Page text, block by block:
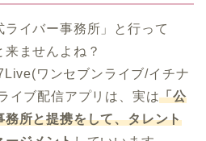
ライバー事務所」と行って
来ませんよね？
ワンセブンライブ/イチナ
イブ配信アプリは、実は「公
所と提携をして、タレント